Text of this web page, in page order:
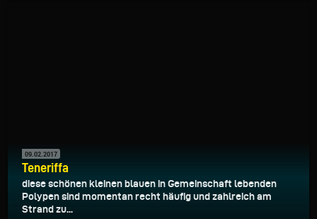
09.02.2017
Teneriffa
diese schönen kleinen blauen in Gemeinschaft lebenden
Polypen sind momentan recht häufig und zahlreich am
Strand zu...